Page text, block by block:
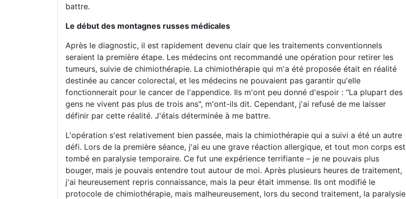
battre.
Le début des montagnes russes médicales
Après le diagnostic, il est rapidement devenu clair que les traitements conventionnels
seraient la première étape. Les médecins ont recommandé une opération pour retirer les
tumeurs, suivie de chimiothérapie. La chimiothérapie qui m'a été proposée était en réalité
destinée au cancer colorectal, et les médecins ne pouvaient pas garantir qu'elle
fonctionnerait pour le cancer de l'appendice. Ils m'ont peu donné d'espoir : "La plupart des
gens ne vivent pas plus de trois ans", m'ont-ils dit. Cependant, j'ai refusé de me laisser
définir par cette réalité. J'étais déterminée à me battre.
L'opération s'est relativement bien passée, mais la chimiothérapie qui a suivi a été un autre
défi. Lors de la première séance, j'ai eu une grave réaction allergique, et tout mon corps est
tombé en paralysie temporaire. Ce fut une expérience terrifiante – je ne pouvais plus
bouger, mais je pouvais entendre tout autour de moi. Après plusieurs heures de traitement,
j'ai heureusement repris connaissance, mais la peur était immense. Ils ont modifié le
protocole de chimiothérapie, mais malheureusement, lors du second traitement, la paralysie